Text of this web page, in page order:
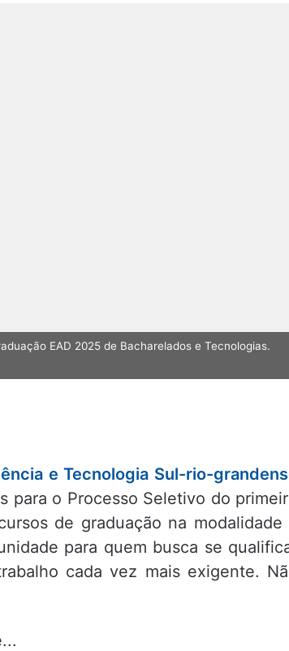
EAD 2025 de Bacharelados e Tecnologias.
e Tecnologia Sul-rio-
para o Processo Seletivo do
de graduação na modalidade
para quem busca se
cada vez mais exigente.